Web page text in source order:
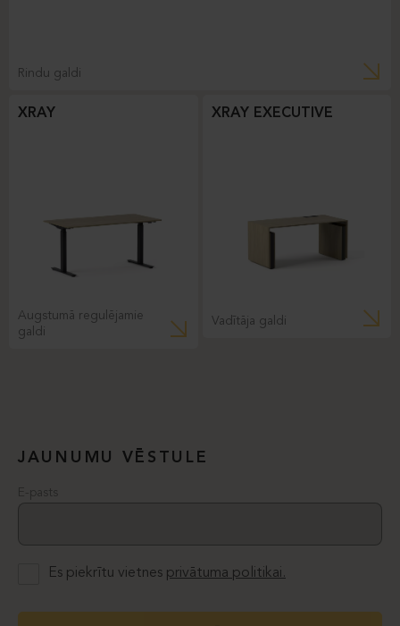
Rindu galdi
XRAY
Augstumā regulējamie
galdi
XRAY EXECUTIVE
Vadītāja galdi
JAUNUMU VĒSTULE
E-pasts
Es piekrītu vietnes privātuma politikai.